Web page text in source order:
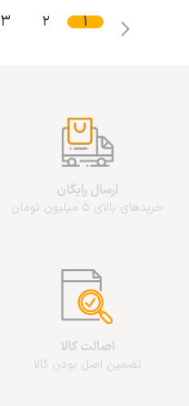
1
2
3
ارسال رایگان
خریدهای بالای 5 میلیون تومان
اصالت کالا
تضمین اصل بودن کالا